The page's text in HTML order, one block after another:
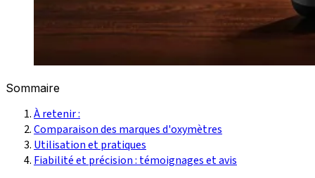
Sommaire
À retenir :
Comparaison des marques d'oxymètres
Utilisation et pratiques
Fiabilité et précision : témoignages et avis